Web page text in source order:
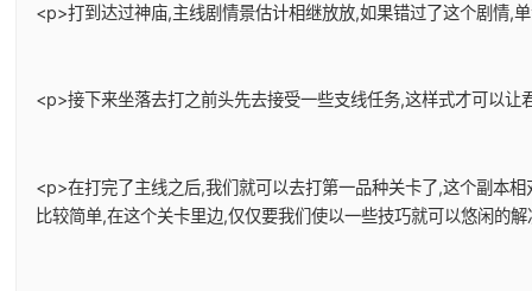
<p>打到达过神庙,主线剧情景估计相继放放,如果错过了这个剧情,
<p>接下来坐落去打之前头先去接受一些支线任务,这样式才可以
<p>在打完了主线之后,我们就可以去打第一品种关卡了,这个副本
比较简单,在这个关卡里边,仅仅要我们使以一些技巧就可以悠闲的